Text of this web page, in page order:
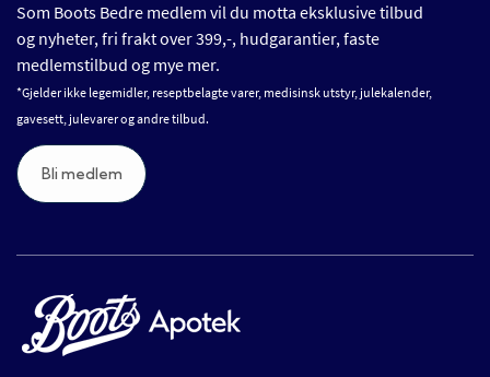
Som Boots Bedre medlem vil du motta eksklusive tilbud
og nyheter, fri frakt over 399,-, hudgarantier, faste
medlemstilbud og mye mer.
*Gjelder ikke legemidler, reseptbelagte varer, medisinsk utstyr, julekalender,
gavesett, julevarer og andre tilbud.
Bli medlem